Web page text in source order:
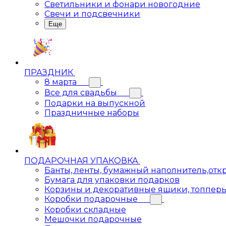
Светильники и фонари новогодние
Свечи и подсвечники
Еще
ПРАЗДНИК
8 марта
Все для свадьбы
Подарки на выпускной
Праздничные наборы
ПОДАРОЧНАЯ УПАКОВКА
Банты, ленты, бумажный
Бумага для упаковки подарков
Корзины и декоративные ящики,
Коробки подарочные
Коробки складные
Мешочки подарочные